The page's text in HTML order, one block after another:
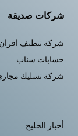
شركات صديقة
شركة تنظيف افران
حسابات سناب
شركة تسليك
أخبار الخليج